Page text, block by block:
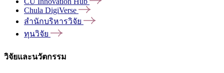
Chula DigiVerse
สำนักบริหารวิจัย
ทุนวิจัย
วิจัยและนวัตกรรม